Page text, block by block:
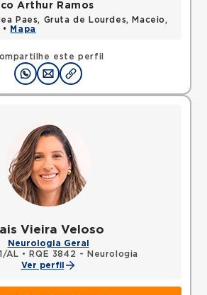
este perfil
Arthur Ramos
Paes, Gruta de Lourdes, Maceio,
Mapa
Vieira Veloso
Neurologia Geral
AL •
RQE 3842 - Neurologia
Ver perfil